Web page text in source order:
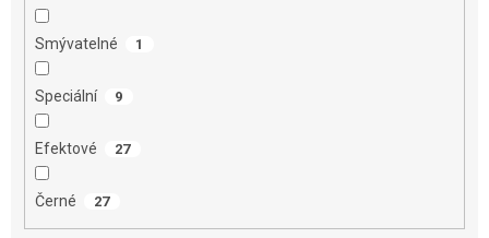
Smývatelné 1
Speciální 9
Efektové 27
Černé 27